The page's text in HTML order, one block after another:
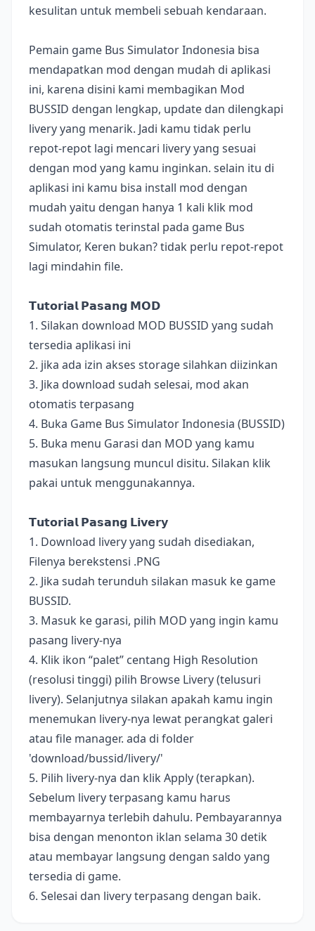
kesulitan untuk membeli sebuah kendaraan.
Pemain game Bus Simulator Indonesia bisa
mendapatkan mod dengan mudah di aplikasi
ini, karena disini kami membagikan Mod
BUSSID dengan lengkap, update dan dilengkapi
livery yang menarik. Jadi kamu tidak perlu
repot-repot lagi mencari livery yang sesuai
dengan mod yang kamu inginkan. selain itu di
aplikasi ini kamu bisa install mod dengan
mudah yaitu dengan hanya 1 kali klik mod
sudah otomatis terinstal pada game Bus
Simulator, Keren bukan? tidak perlu repot-repot
lagi mindahin file.
𝗧𝘂𝘁𝗼𝗿𝗶𝗮𝗹 𝗣𝗮𝘀𝗮𝗻𝗴 𝗠𝗢𝗗
1. Silakan download MOD BUSSID yang sudah
tersedia aplikasi ini
2. jika ada izin akses storage silahkan diizinkan
3. Jika download sudah selesai, mod akan
otomatis terpasang
4. Buka Game Bus Simulator Indonesia (BUSSID)
5. Buka menu Garasi dan MOD yang kamu
masukan langsung muncul disitu. Silakan klik
pakai untuk menggunakannya.
𝗧𝘂𝘁𝗼𝗿𝗶𝗮𝗹 𝗣𝗮𝘀𝗮𝗻𝗴 𝗟𝗶𝘃𝗲𝗿𝘆
1. Download livery yang sudah disediakan,
Filenya berekstensi .PNG
2. Jika sudah terunduh silakan masuk ke game
BUSSID.
3. Masuk ke garasi, pilih MOD yang ingin kamu
pasang livery-nya
4. Klik ikon “palet” centang High Resolution
(resolusi tinggi) pilih Browse Livery (telusuri
livery). Selanjutnya silakan apakah kamu ingin
menemukan livery-nya lewat perangkat galeri
atau file manager. ada di folder
'download/bussid/livery/'
5. Pilih livery-nya dan klik Apply (terapkan).
Sebelum livery terpasang kamu harus
membayarnya terlebih dahulu. Pembayarannya
bisa dengan menonton iklan selama 30 detik
atau membayar langsung dengan saldo yang
tersedia di game.
6. Selesai dan livery terpasang dengan baik.